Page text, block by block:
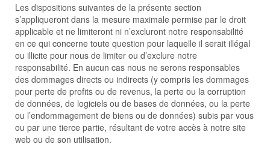
Les dispositions suivantes de la présente section
s’appliqueront dans la mesure maximale permise par le droit
applicable et ne limiteront ni n’excluront notre responsabilité
en ce qui concerne toute question pour laquelle il serait illégal
ou illicite pour nous de limiter ou d’exclure notre
responsabilité. En aucun cas nous ne serons responsables
des dommages directs ou indirects (y compris les dommages
pour perte de profits ou de revenus, la perte ou la corruption
de données, de logiciels ou de bases de données, ou la perte
ou l’endommagement de biens ou de données) subis par vous
ou par une tierce partie, résultant de votre accès à notre site
web ou de son utilisation.